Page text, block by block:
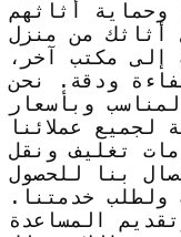
أثاثك من منزل
مكتب آخر،
ودقة. نحن
وبأسعار
تغليف ونقل
بنا للحصول
ولطلب خدمتنا.
المساعدة